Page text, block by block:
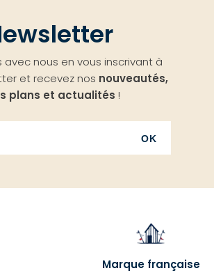
avec nous en vous inscrivant à
et recevez nos nouveautés,
plans et actualités !
OK
Marque française